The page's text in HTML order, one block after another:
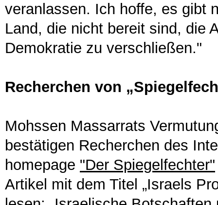
veranlassen. Ich hoffe, es gibt
Land, die nicht bereit sind, die
Demokratie zu verschließen."
Recherchen von
Mohssen Massarrats
bestätigen Recherchen des
homepage "Der Spiegelfechter"
Artikel mit dem Titel „Israels